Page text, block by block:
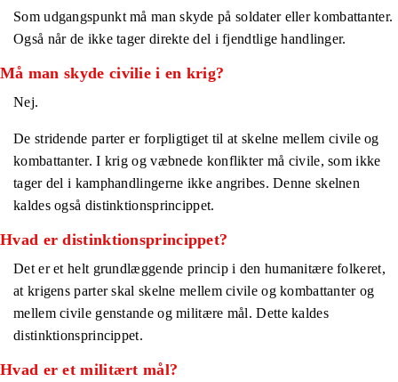
Som udgangspunkt må man skyde på soldater eller kombattanter.
Også når de ikke tager direkte del i fjendtlige handlinger.
Må man skyde civilie i en krig?
Nej.
De stridende parter er forpligtiget til at skelne mellem civile og
kombattanter. I krig og væbnede konflikter må civile, som ikke
tager del i kamphandlingerne ikke angribes. Denne skelnen
kaldes også distinktionsprincippet.
Hvad er distinktionsprincippet?
Det er et helt grundlæggende princip i den humanitære folkeret,
at krigens parter skal skelne mellem civile og kombattanter og
mellem civile genstande og militære mål. Dette kaldes
distinktionsprincippet.
Hvad er et militært mål?